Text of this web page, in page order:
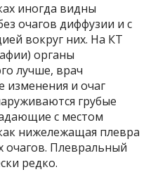
иногда видны
очагов диффузии и с
вокруг них. На КТ
органы
лучше, врач
изменения и очаг
грубые
с местом
нижележащая плевра
очагов. Плевральный
редко.